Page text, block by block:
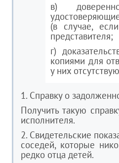
в)
(в случае,
представителя;
г)
копиями для
у них
1. Справку о
Получить такую
исполнителя.
2. Свидетельские
соседей, которые
редко отца детей.